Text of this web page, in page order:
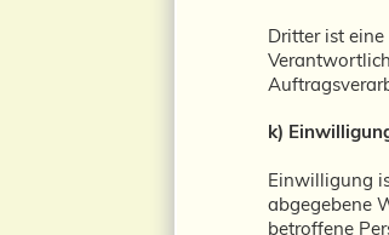
Dritter ist
k)
Einwilligung
abgegebene
betroffene